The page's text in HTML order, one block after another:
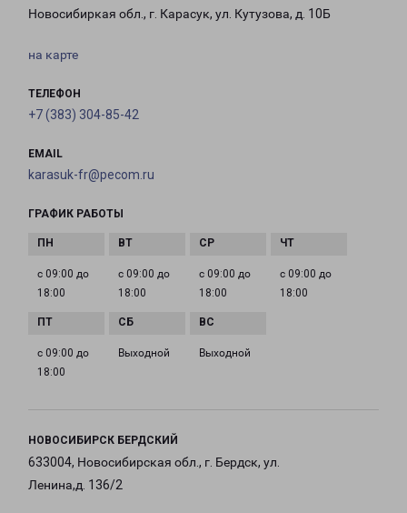
Новосибиркая обл., г. Карасук, ул. Кутузова, д. 10Б
на карте
ТЕЛЕФОН
+7 (383) 304-85-42
EMAIL
karasuk-fr@pecom.ru
ГРАФИК РАБОТЫ
с 09:00 до
18:00
с 09:00 до
18:00
с 09:00 до
18:00
с 09:00 до
18:00
с 09:00 до
18:00
Выходной Выходной
НОВОСИБИРСК БЕРДСКИЙ
633004, Новосибирская обл., г. Бердск, ул.
Ленина,д. 136/2